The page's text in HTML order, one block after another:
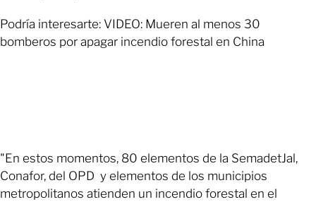
Podría interesarte: VIDEO: Mueren al menos 30
bomberos por apagar incendio forestal en China
"En estos momentos, 80 elementos de la SemadetJal,
Conafor, del OPD y elementos de los municipios
metropolitanos atienden un incendio forestal en el